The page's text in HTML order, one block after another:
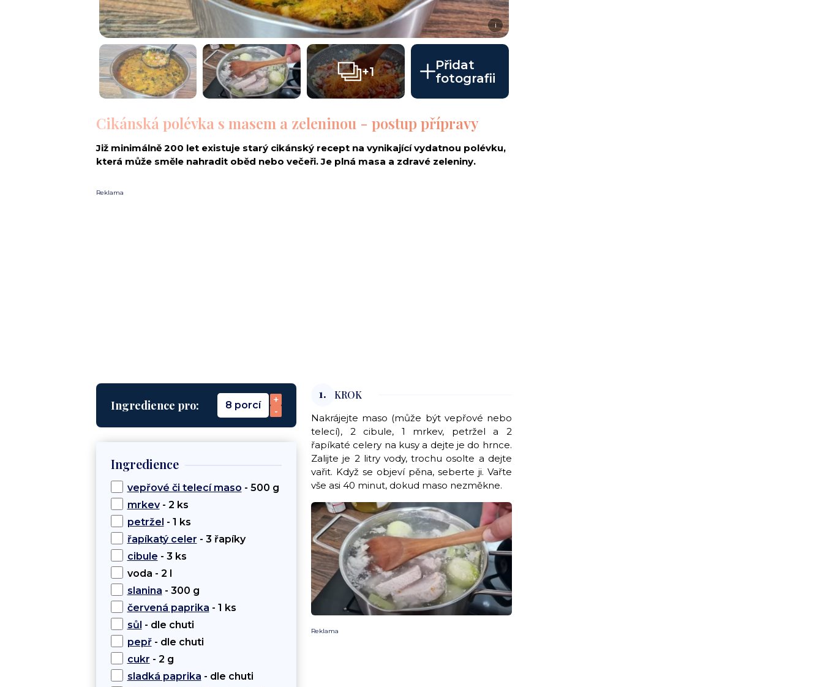
i
+1
Přidat
fotografii
Cikánská polévka s masem a zeleninou - postup přípravy
Již minimálně 200 let existuje starý cikánský recept na vynikající vydatnou polévku,
která může směle nahradit oběd nebo večeři. Je plná masa a zdravé zeleniny.
Reklama
Ingredience pro: 8 porcí
+
-
Ingredience
vepřové či telecí maso - 500 g
mrkev- 2 ks
petržel - 1 ks
řapíkatý celer - 3 řapíky
cibule - 3 ks
voda - 2 l
slanina - 300 g
červená paprika - 1 ks
sůl - dle chuti
pepř- dle chuti
cukr - 2 g
sladká paprika - dle chuti
1. KROK
Nakrájejte maso (může být vepřové nebo
telecí), 2 cibule, 1 mrkev, petržel a 2
řapíkaté celery na kusy a dejte je do hrnce.
Zalijte je 2 litry vody, trochu osolte a dejte
vařit. Když se objeví pěna, seberte ji. Vařte
vše asi 40 minut, dokud maso nezměkne.
Reklama